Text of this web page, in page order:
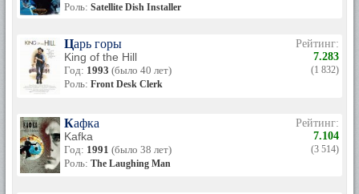
Роль: Satellite Dish Installer
Царь горы
King of the Hill
Год: 1993 (было 40 лет)
Роль: Front Desk Clerk
Рейтинг:
7.283
(1 832)
Кафка
Kafka
Год: 1991 (было 38 лет)
Роль: The Laughing Man
Рейтинг:
7.104
(3 514)